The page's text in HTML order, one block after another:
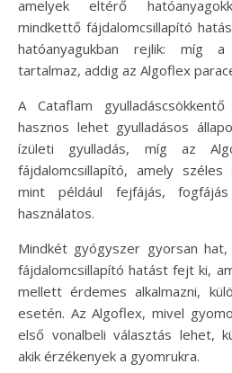
amelyek eltérő
mindkettő fájdalomcsillapító
hatóanyagukban rejlik: míg a
tartalmaz, addig az Algoflex
A Cataflam
hasznos lehet gyulladásos
ízületi gyulladás, míg az
fájdalomcsillapító, amely széles
mint például fejfájás,
használatos.
Mindkét gyógyszer gyorsan
fájdalomcsillapító hatást fejt ki,
mellett érdemes alkalmazni,
esetén. Az Algoflex, mivel
első vonalbeli választás lehet,
akik érzékenyek a gyomrukra.